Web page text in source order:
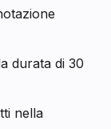
durata di 30
nella